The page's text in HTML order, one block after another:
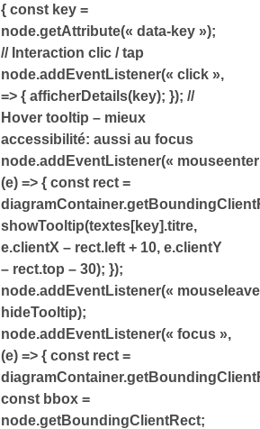
{ const key =
node.getAttribute(« data-key »);
// Interaction clic / tap
node.addEventListener(« click »,
=> { afficherDetails(key); }); //
Hover tooltip – mieux
accessibilité: aussi au focus
node.addEventListener(« mouseenter
(e) => { const rect =
showTooltip(textes[key].titre,
e.clientX – rect.left + 10, e.clientY
– rect.top – 30); });
node.addEventListener(«
hideTooltip);
node.addEventListener(« focus »,
(e) => { const rect =
const bbox =
node.getBoundingClientRect;